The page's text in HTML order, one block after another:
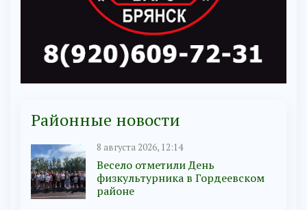
Районные новости
8 августа 2026, 12:14
Весело отметили День
физкультурника в Гордеевском
районе